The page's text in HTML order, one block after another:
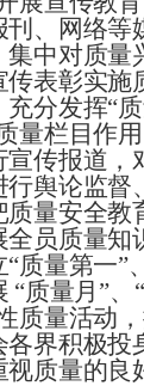
、网络等
中对质量
传表彰实施
分发挥“
量栏目作
宣传报道，
行舆论监督
质量安全教
全员质量知
质量第一”
“质量月”、“
质量活动
界积极投
质量的良